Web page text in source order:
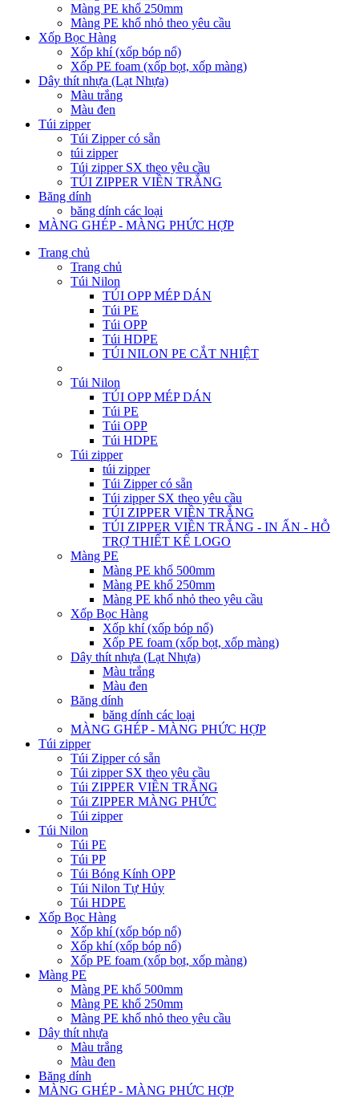
Màng PE khổ 250mm
Màng PE khổ nhỏ theo yêu cầu
Xốp Bọc Hàng
Xốp khí (xốp bóp nổ)
Xốp PE foam (xốp bọt, xốp màng)
Dây thít nhựa (Lạt Nhựa)
Màu trắng
Màu đen
Túi zipper
Túi Zipper có sẵn
túi zipper
Túi zipper SX theo yêu cầu
TÚI ZIPPER VIỀN TRẮNG
Băng dính
băng dính các loại
MÀNG GHÉP - MÀNG PHỨC HỢP
Trang chủ
Trang chủ
Túi Nilon
TÚI OPP MÉP DÁN
Túi PE
Túi OPP
Túi HDPE
TÚI NILON PE CẮT NHIỆT
Túi Nilon
TÚI OPP MÉP DÁN
Túi PE
Túi OPP
Túi HDPE
Túi zipper
túi zipper
Túi Zipper có sẵn
Túi zipper SX theo yêu cầu
TÚI ZIPPER VIỀN TRẮNG
TÚI ZIPPER VIỀN TRẮNG - IN ẤN - HỖ
TRỢ THIẾT KẾ LOGO
Màng PE
Màng PE khổ 500mm
Màng PE khổ 250mm
Màng PE khổ nhỏ theo yêu cầu
Xốp Bọc Hàng
Xốp khí (xốp bóp nổ)
Xốp PE foam (xốp bọt, xốp màng)
Dây thít nhựa (Lạt Nhựa)
Màu trắng
Màu đen
Băng dính
băng dính các loại
MÀNG GHÉP - MÀNG PHỨC HỢP
Túi zipper
Túi Zipper có sẵn
Túi zipper SX theo yêu cầu
Túi ZIPPER VIỀN TRẮNG
Túi ZIPPER MÀNG PHỨC
Túi zipper
Túi Nilon
Túi PE
Túi PP
Túi Bóng Kính OPP
Túi Nilon Tự Hủy
Túi HDPE
Xốp Bọc Hàng
Xốp khí (xốp bóp nổ)
Xốp khí (xốp bóp nổ)
Xốp PE foam (xốp bọt, xốp màng)
Màng PE
Màng PE khổ 500mm
Màng PE khổ 250mm
Màng PE khổ nhỏ theo yêu cầu
Dây thít nhựa
Màu trắng
Màu đen
Băng dính
MÀNG GHÉP - MÀNG PHỨC HỢP